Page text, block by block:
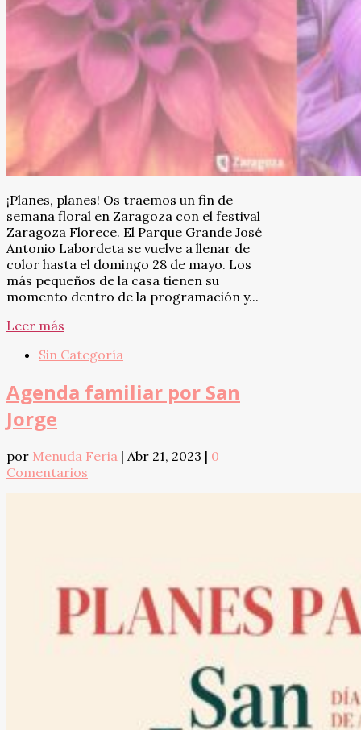
¡Planes, planes! Os traemos un fin de
semana floral en Zaragoza con el festival
Zaragoza Florece. El Parque Grande José
Antonio Labordeta se vuelve a llenar de
color hasta el domingo 28 de mayo. Los
más pequeños de la casa tienen su
momento dentro de la programación y...
Leer más
Sin Categoría
Agenda familiar por San
Jorge
por Menuda Feria | Abr 21, 2023 | 0
Comentarios